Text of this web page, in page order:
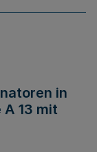
in
13 mit